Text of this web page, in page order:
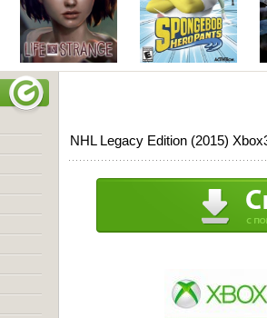
NHL Legacy Edition (2015)